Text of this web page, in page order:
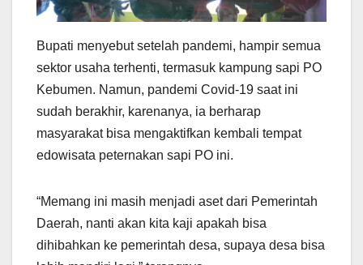
Bupati menyebut setelah pandemi, hampir semua
sektor usaha terhenti, termasuk kampung sapi PO
Kebumen. Namun, pandemi Covid-19 saat ini
sudah berakhir, karenanya, ia berharap
masyarakat bisa mengaktifkan kembali tempat
edowisata peternakan sapi PO ini.
“Memang ini masih menjadi aset dari Pemerintah
Daerah, nanti akan kita kaji apakah bisa
dihibahkan ke pemerintah desa, supaya desa bisa